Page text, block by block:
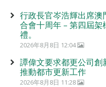
行政長官岑浩輝出席澳
合會十周年 – 第四屆架
禮。
2026年8月8日 12:04
譚偉文要求都更公司創
推動都市更新工作
2026年8月8日 11:28